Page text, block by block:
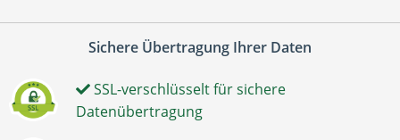
Sichere Übertragung Ihrer Daten
SSL-verschlüsselt für sichere
Datenübertragung